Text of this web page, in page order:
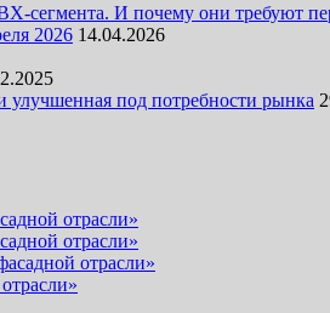
сегмента. И почему они требуют
2026 14.04.2026
под потребности рынка
отрасли»
отрасли»
отрасли»